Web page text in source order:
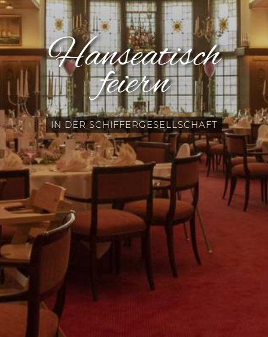
Hanseatisch
feiern
IN DER SCHIFFERGESELLSCHAFT